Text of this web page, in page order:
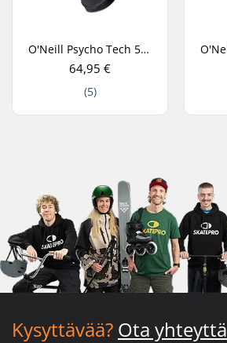
O'Neill Psycho Tech 5mm Lobster Neopreenihanskat
64,95 €
(5)
Kysyttävää? Ota yhteyttä